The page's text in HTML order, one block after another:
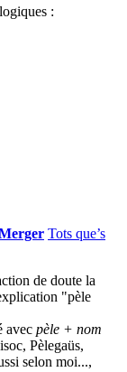
:
Tots que’s
de doute la
"pèle
avec pèle + nom
Pèlegaüs,
selon moi...,